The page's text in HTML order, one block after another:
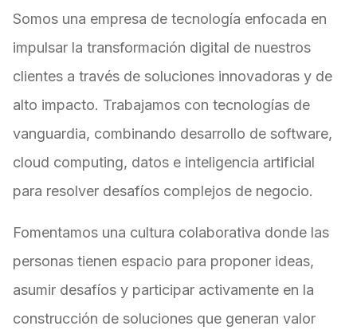
Somos una empresa de tecnología enfocada en
impulsar la transformación digital de nuestros
clientes a través de soluciones innovadoras y de
alto impacto. Trabajamos con tecnologías de
vanguardia, combinando desarrollo de software,
cloud computing, datos e inteligencia artificial
para resolver desafíos complejos de negocio.
Fomentamos una cultura colaborativa donde las
personas tienen espacio para proponer ideas,
asumir desafíos y participar activamente en la
construcción de soluciones que generan valor